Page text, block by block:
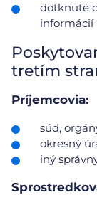
dotknuté
informácií
tretím
Príjemcovia:
súd,
okresný
iný